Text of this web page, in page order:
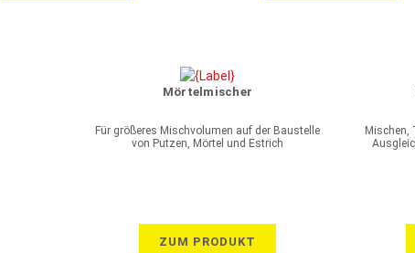
Mörtelmischer
Für größeres Mischvolumen auf der Baustelle
von Putzen, Mörtel und Estrich
ZUM PRODUKT
Mischen,